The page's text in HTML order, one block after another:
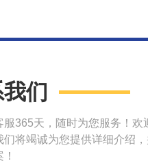
们
服365天，随时为您服务！欢
们将竭诚为您提供详细介绍